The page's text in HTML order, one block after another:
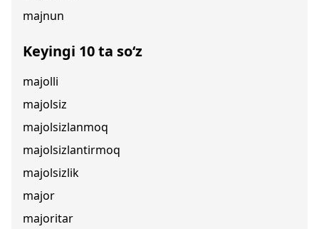
majnun
Keyingi 10 ta so‘z
majolli
majolsiz
majolsizlanmoq
majolsizlantirmoq
majolsizlik
major
majoritar